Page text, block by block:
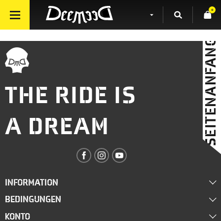
0
THE RIDE IS
A DREAM
INFORMATION
Über uns
Händler werden
BEDINGUNGEN
Lieferung
KONTO
SEITENANFANG